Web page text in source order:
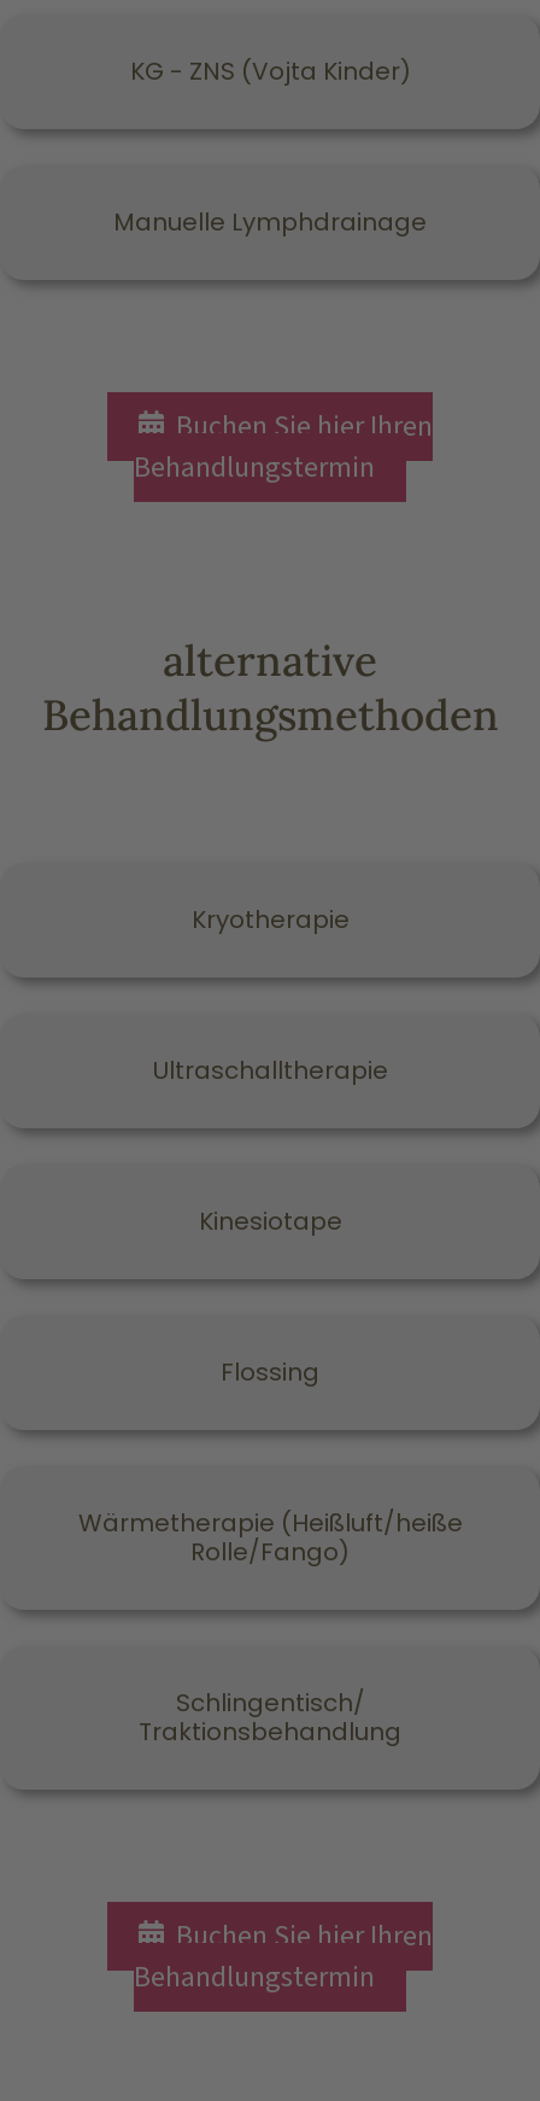
KG - ZNS (Vojta Kinder)
Manuelle Lymphdrainage
Buchen Sie hier Ihren
Behandlungstermin
alternative
Behandlungsmethoden
Kryotherapie
Ultraschalltherapie
Kinesiotape
Flossing
Wärmetherapie (Heißluft/heiße
Rolle/Fango)
Schlingentisch/
Traktionsbehandlung
Buchen Sie hier Ihren
Behandlungstermin